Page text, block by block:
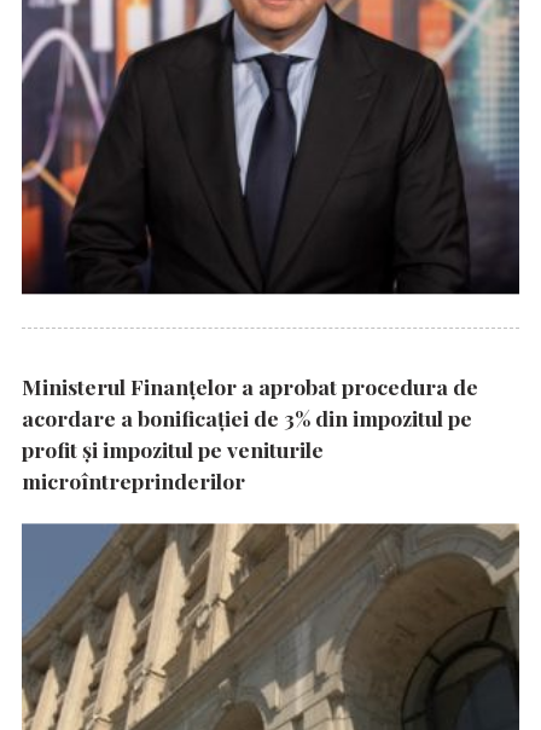
Ministerul Finanțelor a aprobat procedura de
acordare a bonificației de 3% din impozitul pe
profit și impozitul pe veniturile
microîntreprinderilor